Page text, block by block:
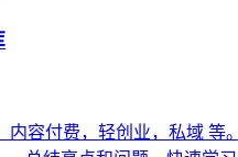
内容付费，轻创业，私域